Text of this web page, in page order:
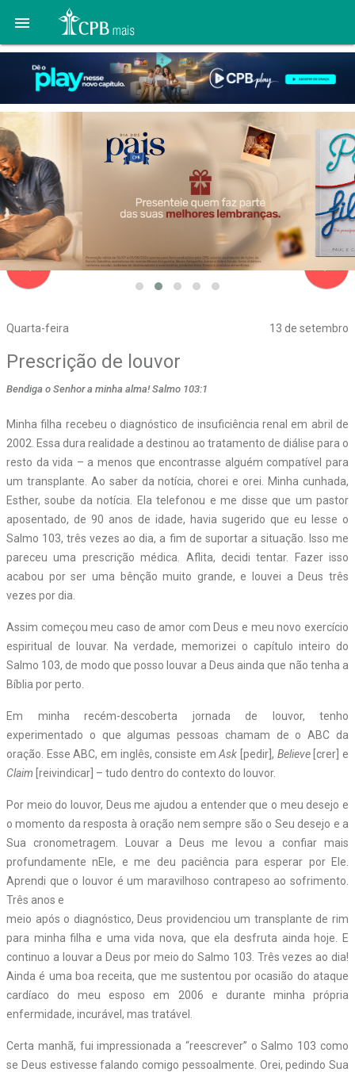

Quarta-feira 13 de setembro
navigate_before
Prescrição de louvor
Bendiga o Senhor a minha alma! Salmo 103:1
Minha filha recebeu o diagnóstico de insuficiência renal em abril de
2002. Essa dura realidade a destinou ao tratamento de diálise para o
resto da vida – a menos que encontrasse alguém compatível para
um transplante. Ao saber da notícia, chorei e orei. Minha cunhada,
Esther, soube da notícia. Ela telefonou e me disse que um pastor
aposentado, de 90 anos de idade, havia sugerido que eu lesse o
Salmo 103, três vezes ao dia, a fim de suportar a situação. Isso me
pareceu uma prescrição médica. Aflita, decidi tentar. Fazer isso
acabou por ser uma bênção muito grande, e louvei a Deus três
vezes por dia.
Assim começou meu caso de amor com Deus e meu novo exercício
espiritual de louvar. Na verdade, memorizei o capítulo inteiro do
Salmo 103, de modo que posso louvar a Deus ainda que não tenha a
Bíblia por perto.
Em minha recém-descoberta jornada de louvor, tenho
experimentado o que algumas pessoas chamam de o ABC da
oração. Esse ABC, em inglês, consiste emAsk [pedir], Believe[crer] e
Claim [reivindicar] – tudo dentro do contexto do louvor.
Por meio do louvor, Deus me ajudou a entender que o meu desejo e
o momento da resposta à oração nem sempre são o Seu desejo e a
Sua cronometragem. Louvar a Deus me levou a confiar mais
profundamente nEle, e me deu paciência para esperar por Ele.
Aprendi que o louvor é um maravilhoso contrapeso ao sofrimento.
Três anos e
meio após o diagnóstico, Deus providenciou um transplante de rim
para minha filha e uma vida nova, que ela desfruta ainda hoje. E
continuo a louvar a Deus por meio do Salmo 103. Três vezes ao dia!
Ainda é uma boa receita, que me sustentou por ocasião do ataque
cardíaco do meu esposo em 2006 e durante minha própria
enfermidade, incurável, mas tratável.
Certa manhã, fui impressionada a “reescrever” o Salmo 103 como
se Deus estivesse falando comigo pessoalmente. Orei, pedindo Sua
navigate_next